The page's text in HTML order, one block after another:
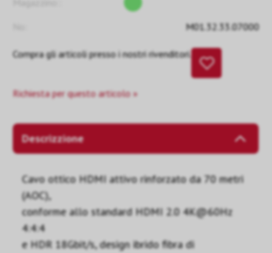
M01.32.33.07000
Compra gli articoli presso i nostri rivenditori.
Richiesta per questo articolo »
Descrizzione
Cavo ottico HDMI attivo rinforzato da 70 metri
(AOC),
conforme allo standard HDMI 2.0 4K@60Hz
4:4:4
e HDR 18Gbit/s, design ibrido fibra di